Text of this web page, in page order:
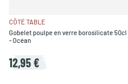
CÔTÉ TABLE
Gobelet poulpe en verre borosilicate 50cl
- Océan
12,95 €